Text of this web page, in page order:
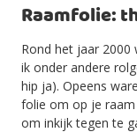
Raamfolie:
Rond het jaar
ik onder andere
hip ja). Opeens
folie om op je raam
om inkijk tegen te